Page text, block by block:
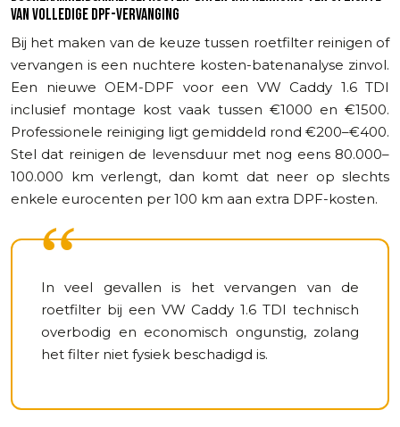
VAN VOLLEDIGE DPF-VERVANGING
Bij het maken van de keuze tussen roetfilter reinigen of
vervangen is een nuchtere kosten-batenanalyse zinvol.
Een nieuwe OEM-DPF voor een VW Caddy 1.6 TDI
inclusief montage kost vaak tussen €1000 en €1500.
Professionele reiniging ligt gemiddeld rond €200–€400.
Stel dat reinigen de levensduur met nog eens 80.000–
100.000 km verlengt, dan komt dat neer op slechts
enkele eurocenten per 100 km aan extra DPF-kosten.
In veel gevallen is het vervangen van de
roetfilter bij een VW Caddy 1.6 TDI technisch
overbodig en economisch ongunstig, zolang
het filter niet fysiek beschadigd is.